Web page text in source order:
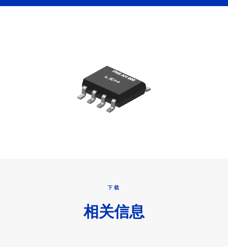
下载
相关信息